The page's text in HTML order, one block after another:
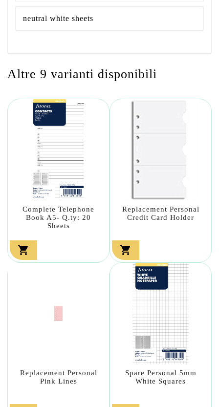
neutral white sheets
Altre 9 varianti disponibili
Complete Telephone
Book A5- Q.ty: 20
Sheets

Replacement Personal
Credit Card Holder

Replacement Personal
Pink Lines
Spare Personal 5mm
White Squares